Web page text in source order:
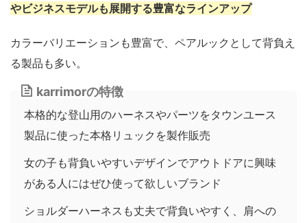
やビジネスモデルも展開する豊富なラインアップ
カラーバリエーションも豊富で、ペアルックとして背負え
る製品も多い。
karrimorの特徴
本格的な登山用のハーネスやパーツをタウンユース
製品に使った本格リュックを製作販売
女の子も背負いやすいデザインでアウトドアに興味
がある人にはぜひ使って欲しいブランド
ショルダーハーネスも丈夫で背負いやすく、肩への